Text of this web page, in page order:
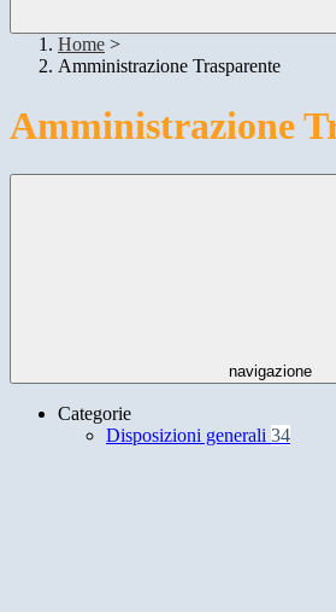
Home >
Amministrazione Trasparente
Amministrazione
navigazione
Categorie
Disposizioni generali 34